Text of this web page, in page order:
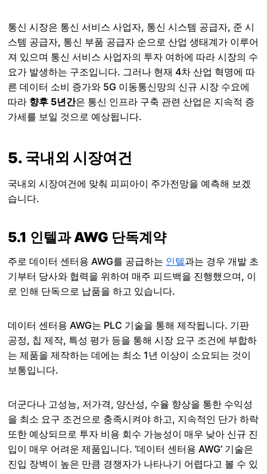
통신 시장은 통신 서비스 사업자, 통신 시스템 공급자, 준 시
스템 공급자, 통신 부품 공급자 순으로 산업 생태계가 이루어
져 있으며 통신 서비스 사업자의 투자 여하에 따라 시장의 수
요가 발생하는 구조입니다. 그러나 현재 4차 산업 혁명에 따
른 데이터 소비 증가와 5G 이동통신망의 신규 시장 수요에
따라 향후 5년간은 통신 인프라 구축 관련 산업은 지속적 증
가세를 보일 것으로 예상됩니다.
5. 국내외 시장여건
국내외 시장여건에 맞춰 피피아이 주가전망을 예측해 보겠
습니다.
5.1 인텔과 AWG 단독계약
주로 데이터 센터용 AWG를 공급하는 인텔과는 경우 개발 초
기부터 당사와 협력을 위하여 매주 피드백을 진행했으며, 이
로 인해 단독으로 납품을 하고 있습니다.
데이터 센터용 AWG는 PLC 기술을 통해 제작됩니다. 기판
공정, 칩 제작, 특성 평가 등을 통해 시장 요구 조건에 부합하
는 제품을 제작하는 데에는 최소 1년 이상이 소요되는 것이
보통입니다.
더군다나 고성능, 저가격, 양산성, 수율 향상을 통한 수익성
을 최소 요구 조건으로 충족시켜야 하고, 지속적인 단가 하락
또한 예상되므로 투자 비용 회수 가능성이 매우 낮아 신규 진
입이 매우 어려운 제품입니다. ‘데이터 센터용 AWG’ 기술은
진입 장벽이 높은 만큼 경쟁자가 나타나기 어렵다고 볼 수 있